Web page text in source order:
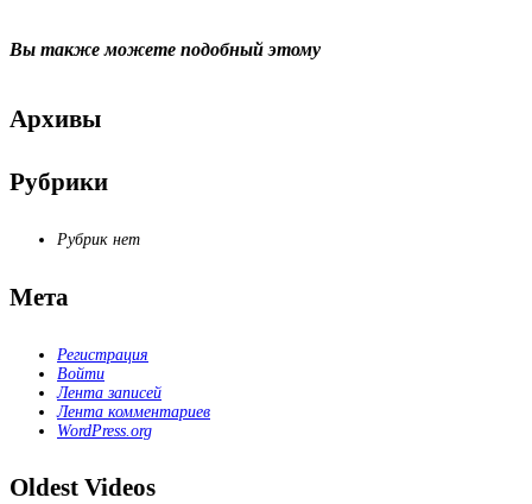
Вы также можете подобный этому
Архивы
Рубрики
Рубрик нет
Мета
Регистрация
Войти
Лента записей
Лента комментариев
WordPress.org
Oldest Videos